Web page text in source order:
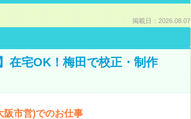
掲載日：2026.08.07
在宅OK！梅田で校正・制作
阪市営)でのお仕事